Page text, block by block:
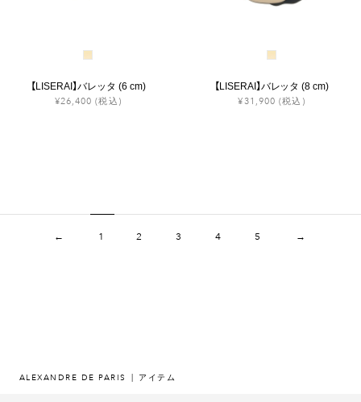
【LISERAI】バレッタ (6 cm)
¥26,400 (税込)
【LISERAI】バレッタ (8 cm)
¥31,900 (税込)
← 1 2 3 4 5 →
ALEXANDRE DE PARIS アイテム